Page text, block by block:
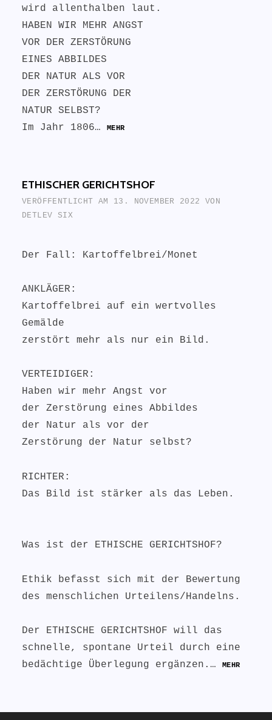
wird allenthalben laut.
HABEN WIR MEHR ANGST
VOR DER ZERSTÖRUNG
EINES ABBILDES
DER NATUR ALS VOR
DER ZERSTÖRUNG DER
NATUR SELBST?
Im Jahr 1806…
MEHR
ETHISCHER GERICHTSHOF
VERÖFFENTLICHT AM 13. NOVEMBER 2022
VON
DETLEV SIX
Der Fall: Kartoffelbrei/Monet
ANKLÄGER:
Kartoffelbrei auf ein wertvolles
Gemälde
zerstört mehr als nur ein Bild.
VERTEIDIGER:
Haben wir mehr Angst vor
der Zerstörung eines Abbildes
der Natur als vor der
Zerstörung der Natur selbst?
RICHTER:
Das Bild ist stärker als das Leben.
Was ist der ETHISCHE GERICHTSHOF?
Ethik befasst sich mit der Bewertung
des menschlichen Urteilens/Handelns.
Der ETHISCHE GERICHTSHOF will das
schnelle, spontane Urteil durch eine
bedächtige Überlegung ergänzen.…
MEHR